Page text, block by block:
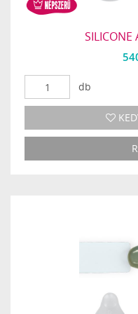
SILICONE
db